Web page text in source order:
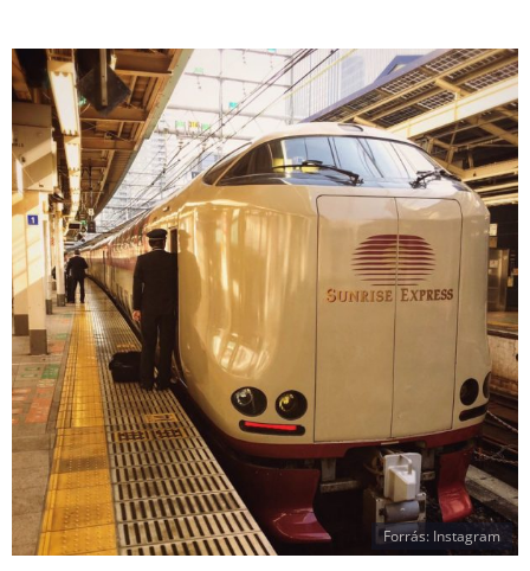
Forrás: Instagram